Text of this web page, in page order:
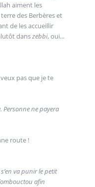
aiment les
des Berbères et
de les accueillir
danszebbi, oui...
pas que je te
Personne ne payera
route !
va punir le petit
afin